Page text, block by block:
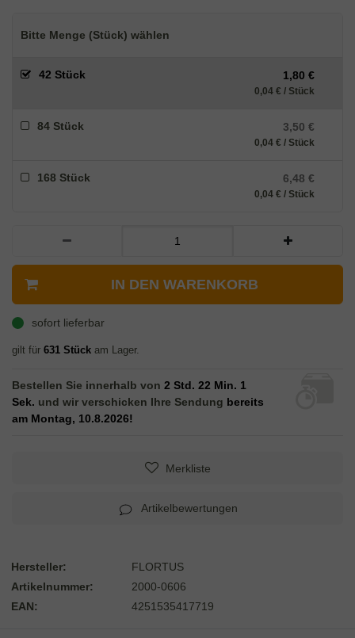
Bitte Menge (Stück) wählen
42 Stück 1,80 €
0,04 € / Stück
84 Stück 3,50 €
0,04 € / Stück
168 Stück 6,48 €
0,04 € / Stück
IN DEN WARENKORB
sofort lieferbar
gilt für 631 Stück am Lager.
Bestellen Sie innerhalb von 2 Std. 22 Min. 1
Sek. und wir verschicken Ihre Sendung bereits
am Montag, 10.8.2026!
Merkliste
Artikelbewertungen
Hersteller:
FLORTUS
Artikelnummer:
2000-0606
EAN:
4251535417719